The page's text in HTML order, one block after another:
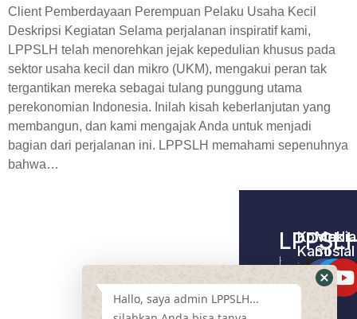
Client Pemberdayaan Perempuan Pelaku Usaha Kecil
Deskripsi Kegiatan Selama perjalanan inspiratif kami,
LPPSLH telah menorehkan jejak kepedulian khusus pada
sektor usaha kecil dan mikro (UKM), mengakui peran tak
tergantikan mereka sebagai tulang punggung utama
perekonomian Indonesia. Inilah kisah keberlanjutan yang
membangun, dan kami mengajak Anda untuk menjadi
bagian dari perjalanan ini. LPPSLH memahami sepenuhnya
bahwa…
Home –
LPPSLH
Kontak
Kami
Tentang
Kami
Media
Sosial
Hallo, saya admin LPPSLH...